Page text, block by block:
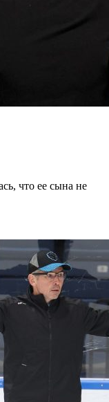
что ее сына не